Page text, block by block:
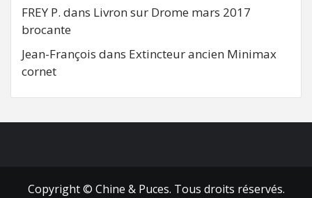
FREY P. dans Livron sur Drome mars 2017
brocante
Jean-François dans Extincteur ancien Minimax
cornet
Copyright © Chine & Puces. Tous droits réservés.